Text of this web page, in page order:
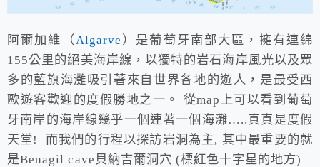
阿爾加維（ Algarve ）是葡萄牙南部大區，擁有連綿
155公里的絕美海岸線，以獨特的岩石海岸風光以及眾
多的藍旗海灘吸引著來自世界各地的遊人，是最受西
歐遊客歡迎的度假勝地之一。 從map上可以看到葡萄
牙南岸的海岸線幾乎一個連著一個海灘…..真真是度假
天堂! 而我們的行程以探訪岩洞為主, 其中最重要的就
是Benagil cave貝納吉爾洞穴 (標紅色十字星的地方)